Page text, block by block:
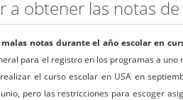
a obtener las notas
malas notas durante el año escolar en
para el registro en los programas a
el curso escolar en USA en
pero las restricciones para escoger